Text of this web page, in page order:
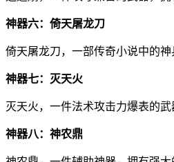
神器六：倚天屠龙刀
倚天屠龙刀，一部传奇小说中的
神器七：灭天火
灭天火，一件法术攻击力爆表的
神器八：神农鼎